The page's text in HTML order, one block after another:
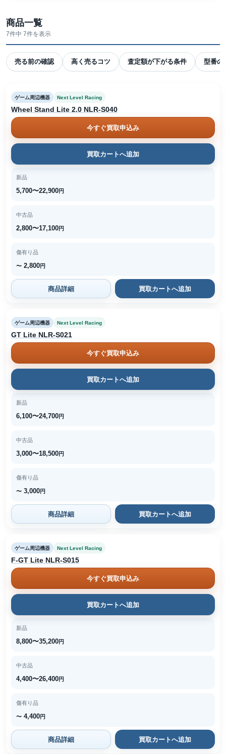
商品一覧
7件中 7件を表示
売る前の確認 高く売るコツ 査定額が下がる条件 型番の
ゲーム周辺機器 Next Level Racing
Wheel Stand Lite 2.0 NLR-S040
今すぐ買取申込み
買取カートへ追加
新品
5,700〜22,900円
中古品
2,800〜17,100円
傷有り品
〜 2,800円
商品詳細 買取カートへ追加
ゲーム周辺機器 Next Level Racing
GT Lite NLR-S021
今すぐ買取申込み
買取カートへ追加
新品
6,100〜24,700円
中古品
3,000〜18,500円
傷有り品
〜 3,000円
商品詳細 買取カートへ追加
ゲーム周辺機器 Next Level Racing
F-GT Lite NLR-S015
今すぐ買取申込み
買取カートへ追加
新品
8,800〜35,200円
中古品
4,400〜26,400円
傷有り品
〜 4,400円
商品詳細 買取カートへ追加